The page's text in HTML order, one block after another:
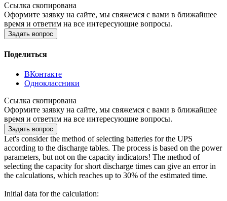
Ссылка скопирована
Оформите заявку на сайте, мы свяжемся с вами в ближайшее
время и ответим на все интересующие вопросы.
Задать вопрос
Поделиться
ВКонтакте
Одноклассники
Ссылка скопирована
Оформите заявку на сайте, мы свяжемся с вами в ближайшее
время и ответим на все интересующие вопросы.
Задать вопрос
Let's consider the method of selecting batteries for the UPS
according to the discharge tables. The process is based on the power
parameters, but not on the capacity indicators! The method of
selecting the capacity for short discharge times can give an error in
the calculations, which reaches up to 30% of the estimated time.
Initial data for the calculation: